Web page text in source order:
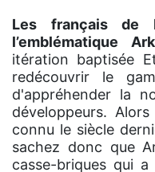
Les français de
l’emblématique
itération baptisée
redécouvrir le
d'appréhender la
développeurs.
connu le siècle
sachez donc que
casse-briques qui